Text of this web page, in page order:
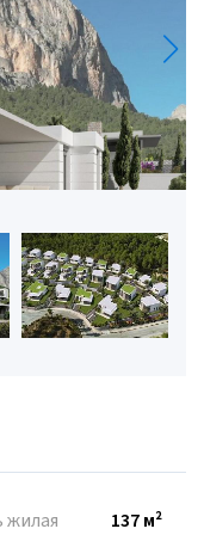
137 м²